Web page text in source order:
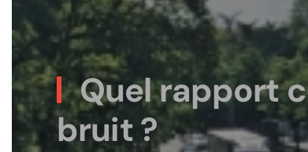
Quel rapport
bruit ?